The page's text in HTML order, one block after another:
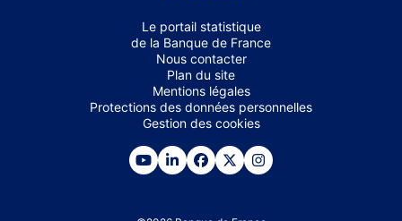
Le portail statistique
de la Banque de France
Nous contacter
Plan du site
Mentions légales
Protections des données personnelles
Gestion des cookies